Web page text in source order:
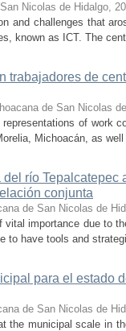
Nicolas de Hidalgo,
and challenges that
known as ICT. The
trabajadores de
de San Nicolas
of work
Michoacán, as
río Tepalcatepec
conjunta
de San Nicolas de
importance due to
to have tools and
para el estado
de San Nicolas de
the municipal scale in